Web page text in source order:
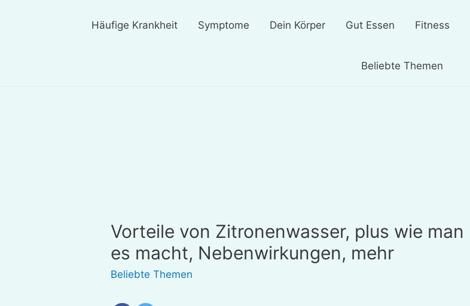
Häufige Krankheit Symptome Dein Körper Gut Essen Fitness
Beliebte Themen
Vorteile von Zitronenwasser, plus wie man
es macht, Nebenwirkungen, mehr
Beliebte Themen